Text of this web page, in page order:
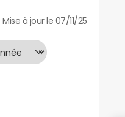
Mise à jour le 07/11/25